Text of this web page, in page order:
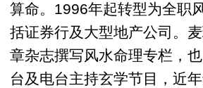
算命。1996年起转型为全职
括证券行及大型地产公司。
章杂志撰写风水命理专栏，
台及电台主持玄学节目，近